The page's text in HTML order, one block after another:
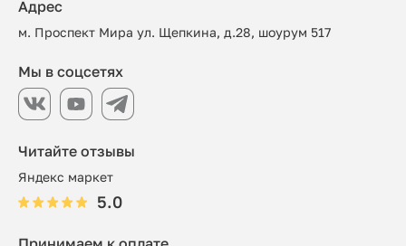
Читайте отзывы
Яндекс маркет
5.0
Адрес
м. Проспект Мира ул. Щепкина, д.28, шоурум 517
Мы в соцсетях